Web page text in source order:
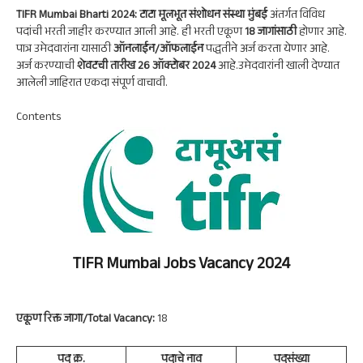
A
p
p
a
m
oo
k
dI
n
TIFR Mumbai Bharti 2024: टाटा मूलभूत संशोधन संस्था मुंबईअंतर्गत विविध
पदांची भरती जाहीर करण्यात आली आहे. ही भरती एकूण18 जागांसाठीहोणार आहे.
पात्र उमेदवारांना यासाठीऑनलाईन/ऑफलाईनपद्धतीने अर्ज करता येणार आहे.
अर्ज करण्याचीशेवटची तारीख 26 ऑक्टोबर 2024आहे.उमेदवारांनी खाली देण्यात
आलेली जाहिरात एकदा संपूर्ण वाचावी.
Contents
TIFR Mumbai Jobs Vacancy 2024
एकूण रिक्त जागा/Total Vacancy:18